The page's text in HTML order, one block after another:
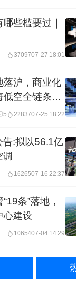
了战略科技
行把控。执
机整体。”他
申报了低空
才为今后的
些槛要过｜
3709707-27 18:01
落沪，商业化
空全链条布
5 2283707-25 18:22
:拟以56.1亿
1626507-16 22:37
条”落地，
心建设
1065407-04 14:29